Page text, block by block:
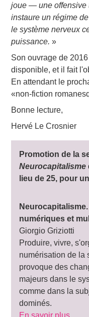
joue — une offensive
instaure un régime
le système nerveux
puissance. »
Son ouvrage de 2016
disponible, et il fait
En attendant le
«non-fiction
Bonne lecture,
Hervé Le Crosnier
Promotion de la
Neurocapitalisme
lieu de 25, pour
numériques et
Giorgio Griziotti
Produire, vivre,
numérisation de la
provoque des
majeurs dans le
comme dans la
dominés.
En savoir plus…